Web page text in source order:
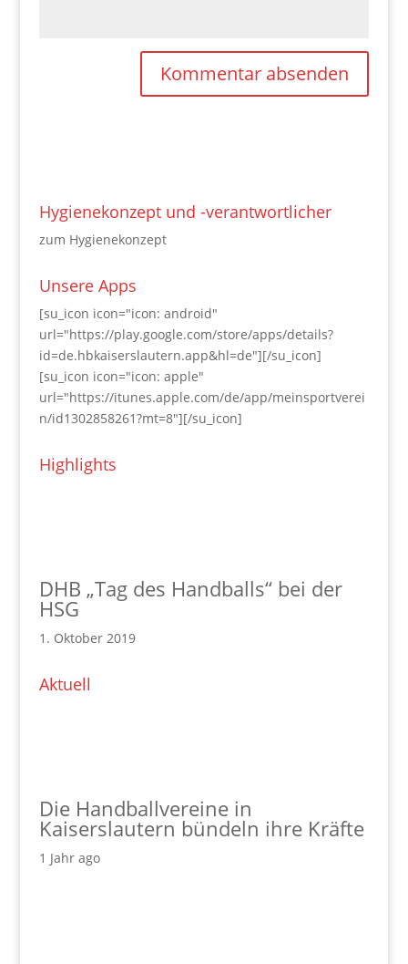
Hygienekonzept und -verantwortlicher
zum Hygienekonzept
Unsere Apps
[su_icon icon="icon: android"
url="https://play.google.com/store/apps/details?
id=de.hbkaiserslautern.app&hl=de"][/su_icon]
[su_icon icon="icon: apple"
url="https://itunes.apple.com/de/app/meinsportverei
n/id1302858261?mt=8"][/su_icon]
Highlights
DHB „Tag des Handballs“ bei der
HSG
1. Oktober 2019
Aktuell
Die Handballvereine in
Kaiserslautern bündeln ihre Kräfte
1 Jahr ago